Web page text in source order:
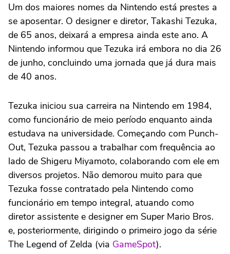
Um dos maiores nomes da Nintendo está prestes a
se aposentar. O designer e diretor, Takashi Tezuka,
de 65 anos, deixará a empresa ainda este ano. A
Nintendo informou que Tezuka irá embora no dia 26
de junho, concluindo uma jornada que já dura mais
de 40 anos.
Tezuka iniciou sua carreira na Nintendo em 1984,
como funcionário de meio período enquanto ainda
estudava na universidade. Começando com Punch-
Out, Tezuka passou a trabalhar com frequência ao
lado de Shigeru Miyamoto, colaborando com ele em
diversos projetos. Não demorou muito para que
Tezuka fosse contratado pela Nintendo como
funcionário em tempo integral, atuando como
diretor assistente e designer em Super Mario Bros.
e, posteriormente, dirigindo o primeiro jogo da série
The Legend of Zelda (via GameSpot).